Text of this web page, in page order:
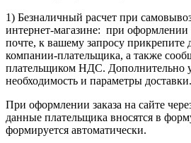
1) Безналичный расчет при
интернет-магазине: при оформлении
почте, к вашему запросу
компании-плательщика, а также
плательщиком НДС. Дополнительно
необходимость и параметры доставки.
При оформлении заказа на сайте
данные плательщика вносятся в
формируется автоматически.